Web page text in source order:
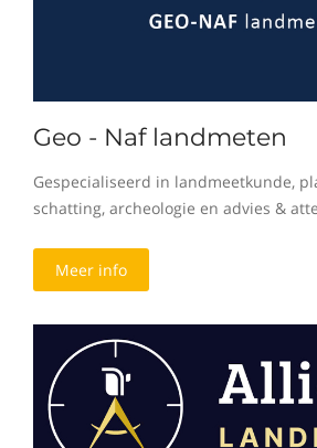
Geo - Naf landmeten
Gespecialiseerd in landmeetkunde,
schatting, archeologie en advies &
Meer info